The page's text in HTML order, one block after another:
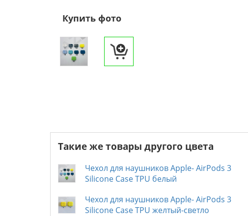
Купить фото
Такие же товары другого цвета
Чехол для наушников Apple- AirPods 3
Silicone Case TPU белый
Чехол для наушников Apple- AirPods 3
Silicone Case TPU желтый-светло